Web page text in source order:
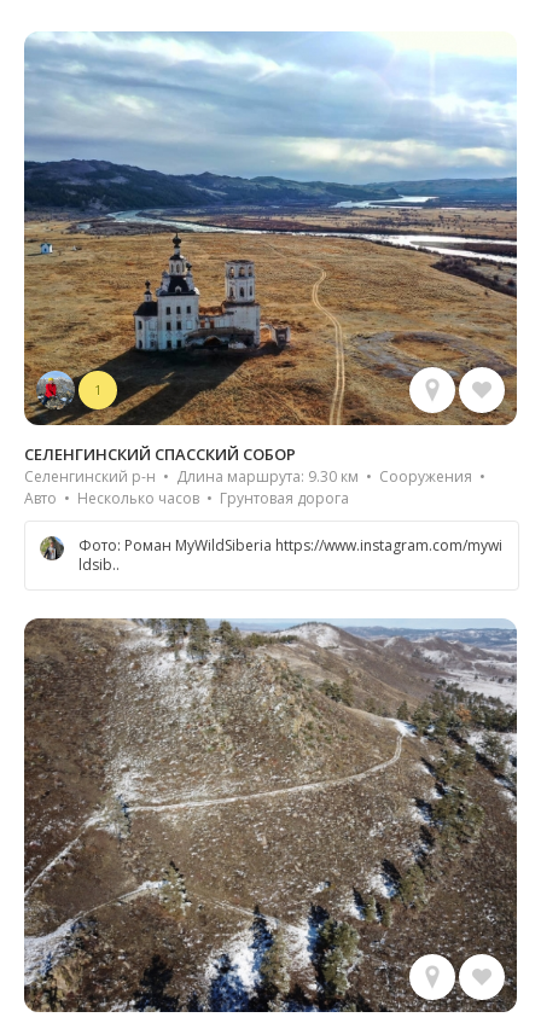
1
СЕЛЕНГИНСКИЙ СПАССКИЙ СОБОР
Селенгинский р-н • Длина маршрута: 9.30 км • Сооружения •
Авто • Несколько часов • Грунтовая дорога
Фото: Роман MyWildSiberia https://www.instagram.com/mywi
ldsib..